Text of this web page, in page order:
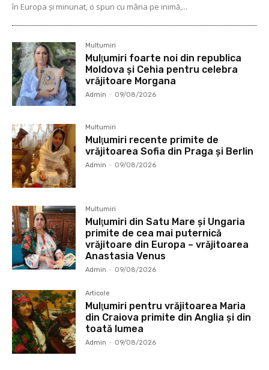
în Europa şi minunat, o spun cu mâna pe inimă,...
Multumiri
Mulţumiri foarte noi din republica
Moldova și Cehia pentru celebra
vrăjitoare Morgana
Admin - 09/08/2026
Multumiri
Mulţumiri recente primite de
vrăjitoarea Sofia din Praga și Berlin
Admin - 09/08/2026
Multumiri
Mulţumiri din Satu Mare și Ungaria
primite de cea mai puternică
vrăjitoare din Europa – vrăjitoarea
Anastasia Venus
Admin - 09/08/2026
Articole
Mulţumiri pentru vrăjitoarea Maria
din Craiova primite din Anglia și din
toată lumea
Admin - 09/08/2026